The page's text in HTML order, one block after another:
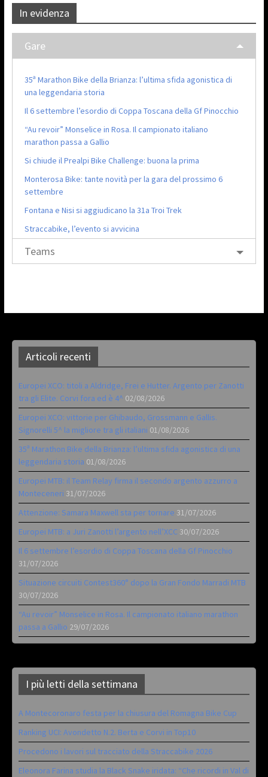
In evidenza
Gare
35ª Marathon Bike della Brianza: l’ultima sfida agonistica di
una leggendaria storia
Il 6 settembre l’esordio di Coppa Toscana della Gf Pinocchio
“Au revoir” Monselice in Rosa. Il campionato italiano
marathon passa a Gallio
Si chiude il Prealpi Bike Challenge: buona la prima
Monterosa Bike: tante novità per la gara del prossimo 6
settembre
Fontana e Nisi si aggiudicano la 31a Troi Trek
Straccabike, l’evento si avvicina
Teams
Articoli recenti
Europei XCO: titoli a Aldridge, Frei e Hutter. Argento per Zanotti
tra gli Elite. Corvi fora ed è 4^ 02/08/2026
Europei XCO: vittorie per Ghibaudo, Grossmann e Gallis.
Signorelli 5^ la migliore tra gli italiani 01/08/2026
35ª Marathon Bike della Brianza: l’ultima sfida agonistica di una
leggendaria storia 01/08/2026
Europei MTB: il Team Relay firma il secondo argento azzurro a
Monteceneri 31/07/2026
Attenzione: Samara Maxwell sta per tornare 31/07/2026
Europei MTB: a Juri Zanotti l’argento nell’XCC 30/07/2026
Il 6 settembre l’esordio di Coppa Toscana della Gf Pinocchio
31/07/2026
Situazione circuiti Contest360° dopo la Gran Fondo Marradi MTB
30/07/2026
“Au revoir” Monselice in Rosa. Il campionato italiano marathon
passa a Gallio 29/07/2026
I più letti della settimana
A Montecoronaro festa per la chiusura del Romagna Bike Cup
Ranking UCI: Avondetto N.2. Berta e Corvi in Top10
Procedono i lavori sul tracciato della Straccabike 2026
Eleonora Farina studia la Black Snake iridata: “Che ricordi in Val di